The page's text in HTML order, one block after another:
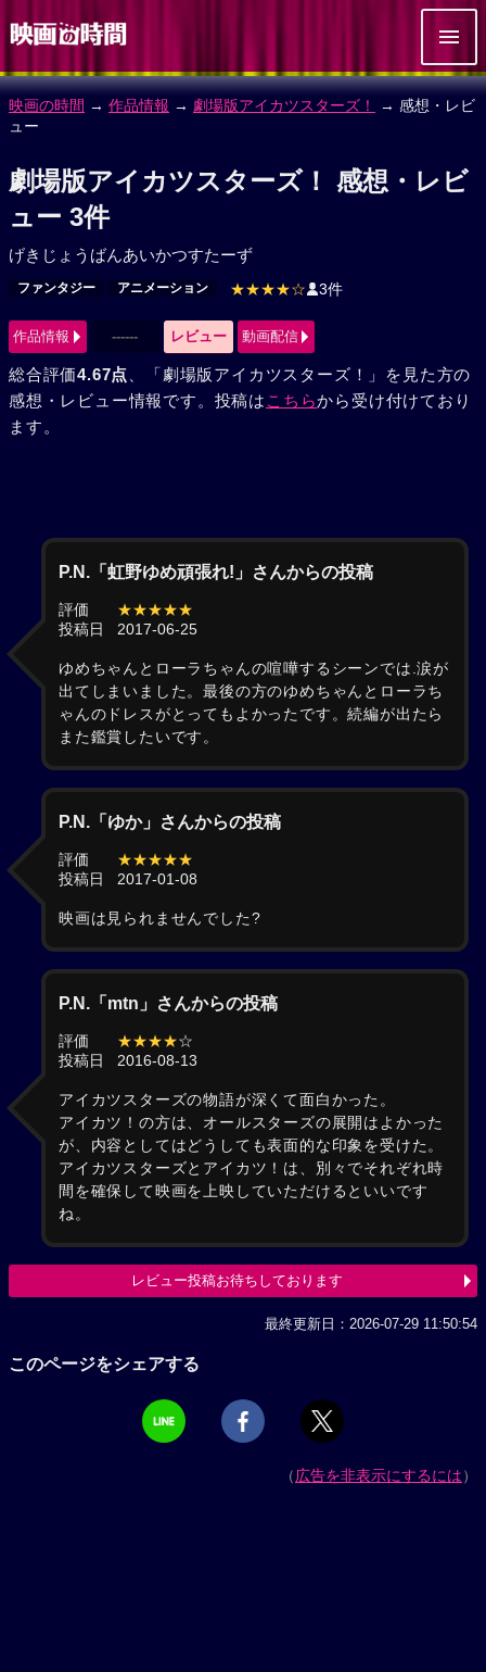
映画の時間 → 作品情報 → 劇場版アイカツスターズ！
→ 感想・レビ
ュー
劇場版アイカツスターズ！ 感想・レビ
ュー 3件
げきじょうばんあいかつすたーず
ファンタジー アニメーション ★★★★☆ 3件
作品情報 ------ レビュー 動画配信
総合評価4.67点 、「劇場版アイカツスターズ！」を見た方の
感想・レビュー情報です。投稿は こちらから受け付けており
ます。
P.N.「虹野ゆめ頑張れ!」さんからの投稿
評価
★★★★★
投稿日
2017-06-25
ゆめちゃんとローラちゃんの喧嘩するシーンでは.涙が
出てしまいました。最後の方のゆめちゃんとローラち
ゃんのドレスがとってもよかったです。続編が出たら
また鑑賞したいです。
P.N.「ゆか」さんからの投稿
評価
★★★★★
投稿日
2017-01-08
映画は見られませんでした?
P.N.「mtn」さんからの投稿
評価 ★★★★☆
投稿日
2016-08-13
アイカツスターズの物語が深くて面白かった。
アイカツ！の方は、オールスターズの展開はよかった
が、内容としてはどうしても表面的な印象を受けた。
アイカツスターズとアイカツ！は、別々でそれぞれ時
間を確保して映画を上映していただけるといいです
ね。
レビュー投稿お待ちしております
最終更新日：2026-07-29 11:50:54
このページをシェアする
（広告を非表示にするには）